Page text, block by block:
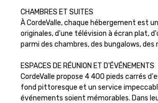
CHAMBRES ET SUITES
À CordeValle, chaque hébergement est
originales, d'une télévision à écran plat,
parmi des chambres, des bungalows,
ESPACES DE RÉUNION ET D'ÉVÉNEMENTS
CordeValle propose 4 400 pieds carrés
fond pittoresque et un service
événements soient mémorables. Dans